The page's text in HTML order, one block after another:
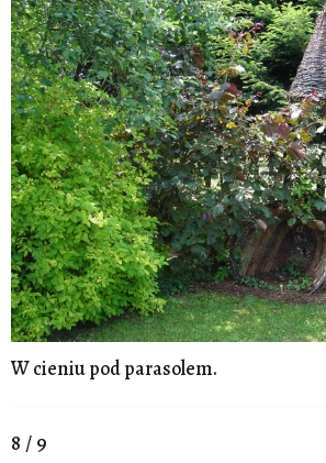
W cieniu pod parasolem.
8 / 9